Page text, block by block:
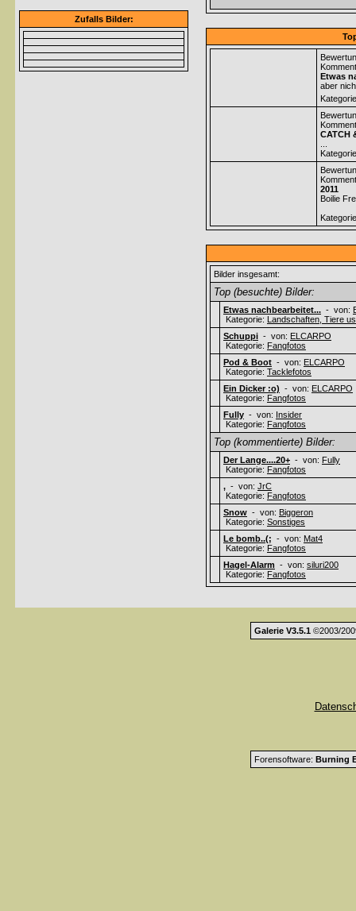
Zufalls Bilder:
Etwas
aber
CATCH
2011
Boilie
Bilder insgesamt:
Top (besuchte) Bilder:
Etwas nachbearbeitet... - von:
Kategorie: Landschaften, Tiere
Schuppi - von: ELCARPO
Kategorie: Fangfotos
Pod & Boot - von: ELCARPO
Kategorie: Tacklefotos
Ein Dicker :o) - von: ELCARPO
Kategorie: Fangfotos
Fully - von: Insider
Kategorie: Fangfotos
Top (kommentierte) Bilder:
Der Lange....20+ - von: Fully
Kategorie: Fangfotos
, - von: JrC
Kategorie: Fangfotos
Snow - von: Biggeron
Kategorie: Sonstiges
Le bomb..(; - von: Mat4
Kategorie: Fangfotos
Hagel-Alarm - von: siluri200
Kategorie: Fangfotos
Galerie V3.5.1 ©2003/
Forensoftware: Burning